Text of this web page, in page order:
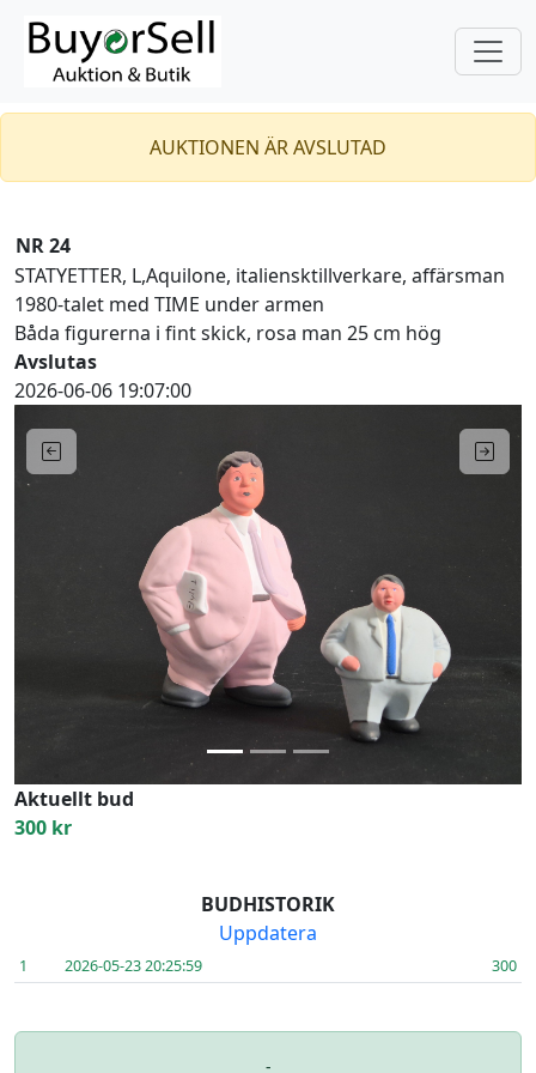
AUKTIONEN ÄR AVSLUTAD
NR 24
STATYETTER, L,Aquilone, italiensktillverkare, affärsman
1980-talet med TIME under armen
Båda figurerna i fint skick, rosa man 25 cm hög
Avslutas
2026-06-06 19:07:00
Next
Aktuellt bud
300 kr
BUDHISTORIK
Uppdatera
1 2026-05-23 20:25:59 300
-